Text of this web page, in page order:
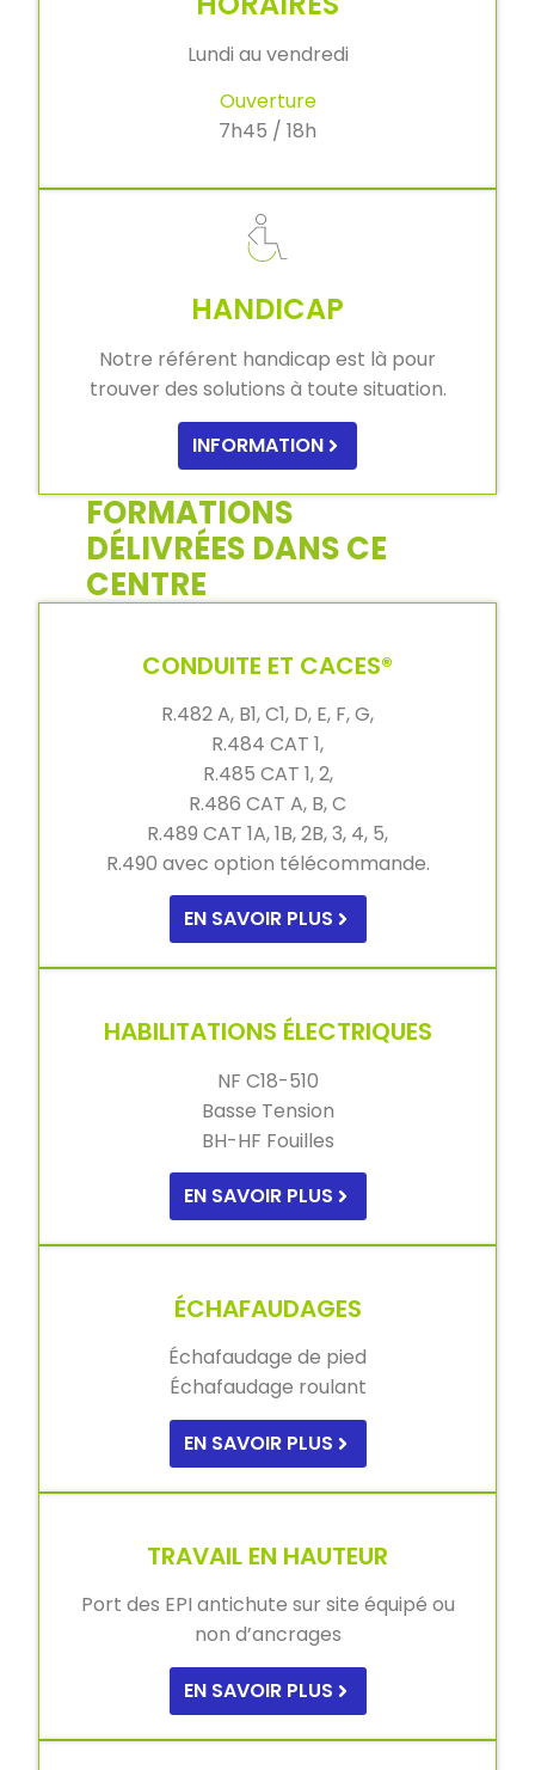
Lundi au vendredi
Ouverture
7h45 / 18h
HANDICAP
Notre référent handicap est là pour
trouver des solutions à toute situation.
INFORMATION
FORMATIONS
DÉLIVRÉES DANS CE
CENTRE
CONDUITE ET CACES®
R.482 A, B1, C1, D, E, F, G,
R.484 CAT 1,
R.485 CAT 1, 2,
R.486 CAT A, B, C
R.489 CAT 1A, 1B, 2B, 3, 4, 5,
R.490 avec option télécommande.
EN SAVOIR PLUS
HABILITATIONS ÉLECTRIQUES
NF C18-510
Basse Tension
BH-HF Fouilles
EN SAVOIR PLUS
ÉCHAFAUDAGES
Échafaudage de pied
Échafaudage roulant
EN SAVOIR PLUS
TRAVAIL EN HAUTEUR
Port des EPI antichute sur site équipé ou
non d’ancrages
EN SAVOIR PLUS